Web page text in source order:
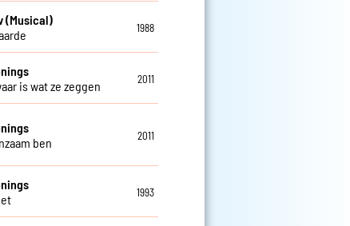
(Musical)
1988
is wat ze zeggen
2011
ben
2011
1993